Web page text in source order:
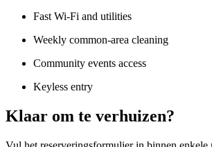
Fast Wi-Fi and utilities
Weekly common-area cleaning
Community events access
Keyless entry
Klaar om te verhuizen?